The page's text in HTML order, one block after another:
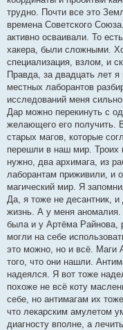
трудно. Почти все это
времена Советского
активно осваивали. То
хакера, были сложными.
специализация, взлом, и
Правда, за двадцать лет
местных лаборантов
исследований меня
Дар можно перекинуть с
желающего его получить.
старых магов, которые
перешли в наш мир. Троих
нужно, два архимага, из
лаборантам приживили, и
магический мир. Я
Да, я тоже не десантник,
жизнь. А у меня аномалия.
была и у Артёма Райнова,
могли на себе
это можно, но и всё. Маги
того, что они нашли.
надеялся. Я вот тоже
похоже не всё коту
себе, но антимагам их
что лекарским амулетом
диагносту вполне, а